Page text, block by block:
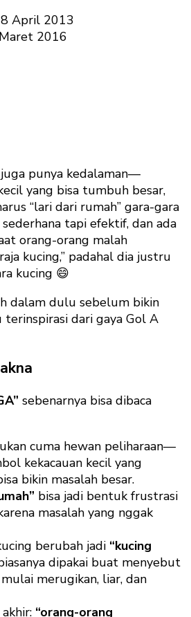
April 2013
2016
punya kedalaman—
yang bisa tumbuh besar,
“lari dari rumah” gara-gara
sederhana tapi efektif, dan ada
orang-orang malah
kucing,” padahal dia justru
kucing 😄
dalam dulu sebelum bikin
dari gaya Gol A
sebenarnya bisa dibaca
cuma hewan peliharaan—
kekacauan kecil yang
bikin masalah besar.
bisa jadi bentuk frustrasi
masalah yang nggak
berubah jadi “kucing
dipakai buat menyebut
merugikan, liar, dan
“orang-orang